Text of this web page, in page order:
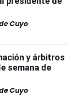
Cuyo
y árbitros
semana de
Cuyo